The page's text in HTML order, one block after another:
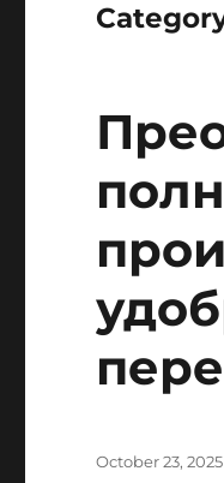
Posted
October 23, 2025